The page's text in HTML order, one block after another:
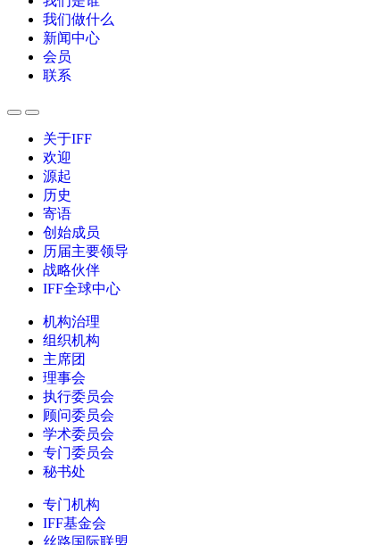
我们做什么
新闻中心
会员
联系
关于IFF
欢迎
源起
历史
寄语
创始成员
历届主要领导
战略伙伴
IFF全球中心
机构治理
组织机构
主席团
理事会
执行委员会
顾问委员会
学术委员会
专门委员会
秘书处
专门机构
IFF基金会
丝路国际联盟